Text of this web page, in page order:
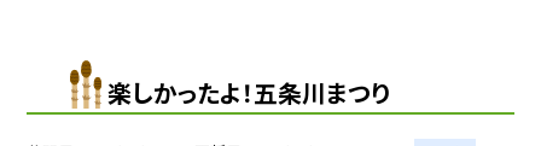
楽しかったよ！五条川まつり